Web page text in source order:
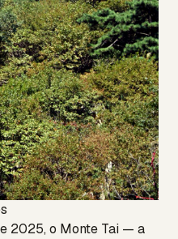
2025, o Monte Tai — a